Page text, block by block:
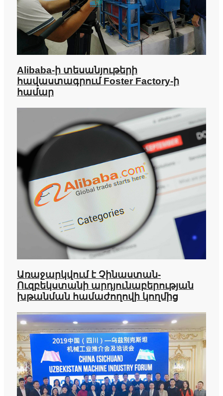
Alibaba-ի տեսանյութերի
հավաստագրում Foster Factory-ի
համար
Առաջարկվում է Չինաստան-
Ուզբեկստանի արդյունաբերության
խթանման համաժողովի կողմից